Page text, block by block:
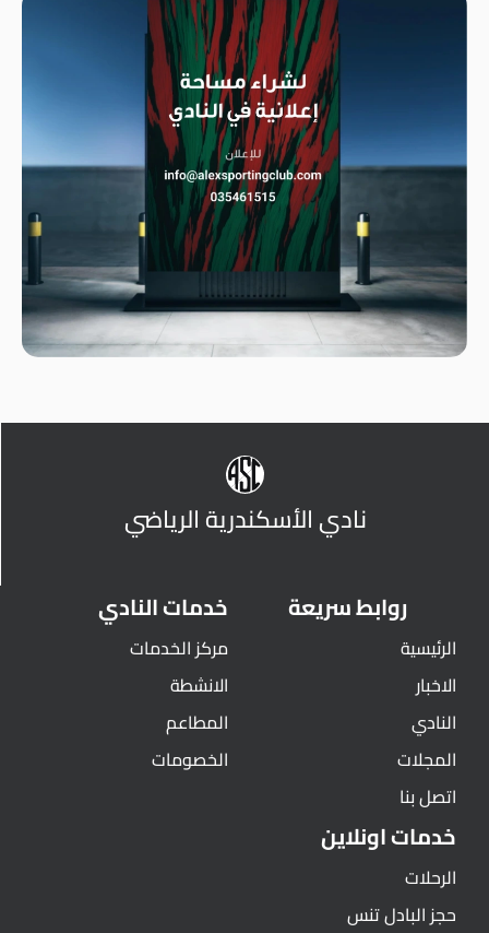
نادي الأسكندرية الرياضي
روابط سريعة
الرئيسية
الاخبار
النادي
المجلات
اتصل بنا
خدمات النادي
مركز الخدمات
الانشطة
المطاعم
الخصومات
خدمات اونلاين
الرحلات
حجز البادل تنس